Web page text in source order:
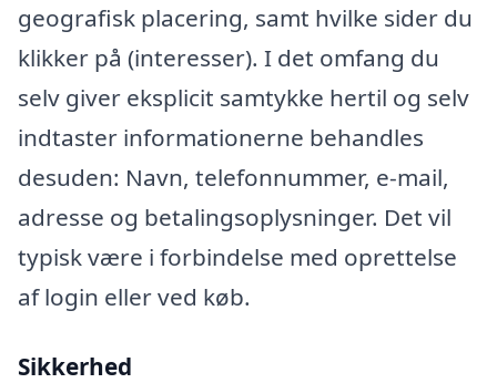
geografisk placering, samt hvilke sider du
klikker på (interesser). I det omfang du
selv giver eksplicit samtykke hertil og selv
indtaster informationerne behandles
desuden: Navn, telefonnummer, e-mail,
adresse og betalingsoplysninger. Det vil
typisk være i forbindelse med oprettelse
af login eller ved køb.
Sikkerhed